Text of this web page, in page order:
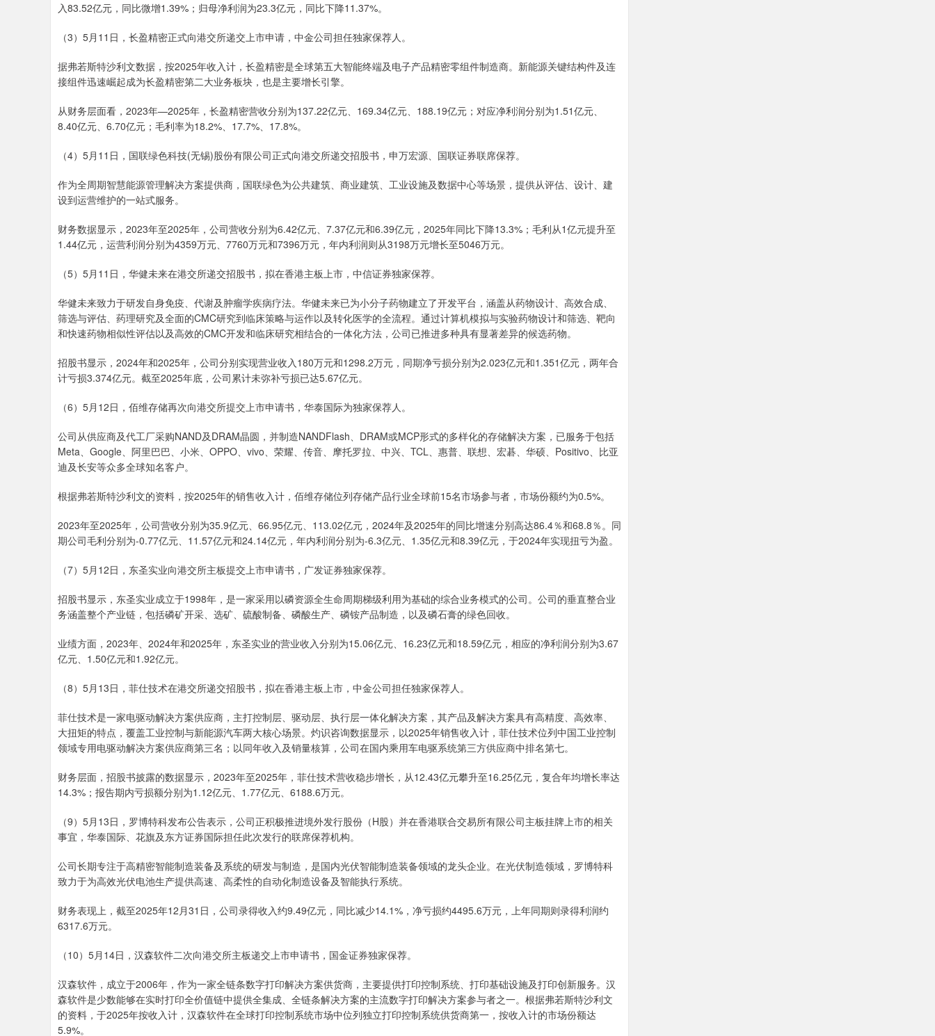
入83.52亿元，同比微增1.39%；归母净利润为23.3亿元，同比下降11.37%。
（3）5月11日，长盈精密正式向港交所递交上市申请，中金公司担任独家保荐人。
据弗若斯特沙利文数据，按2025年收入计，长盈精密是全球第五大智能终端及电子产品精密零组件制造商。新能源关键结构件及连
接组件迅速崛起成为长盈精密第二大业务板块，也是主要增长引擎。
从财务层面看，2023年—2025年，长盈精密营收分别为137.22亿元、169.34亿元、188.19亿元；对应净利润分别为1.51亿元、
8.40亿元、6.70亿元；毛利率为18.2%、17.7%、17.8%。
（4）5月11日，国联绿色科技(无锡)股份有限公司正式向港交所递交招股书，申万宏源、国联证券联席保荐。
作为全周期智慧能源管理解决方案提供商，国联绿色为公共建筑、商业建筑、工业设施及数据中心等场景，提供从评估、设计、建
设到运营维护的一站式服务。
财务数据显示，2023年至2025年，公司营收分别为6.42亿元、7.37亿元和6.39亿元，2025年同比下降13.3%；毛利从1亿元提升至
1.44亿元，运营利润分别为4359万元、7760万元和7396万元，年内利润则从3198万元增长至5046万元。
（5）5月11日，华健未来在港交所递交招股书，拟在香港主板上市，中信证券独家保荐。
华健未来致力于研发自身免疫、代谢及肿瘤学疾病疗法。华健未来已为小分子药物建立了开发平台，涵盖从药物设计、高效合成、
筛选与评估、药理研究及全面的CMC研究到临床策略与运作以及转化医学的全流程。通过计算机模拟与实验药物设计和筛选、靶向
和快速药物相似性评估以及高效的CMC开发和临床研究相结合的一体化方法，公司已推进多种具有显著差异的候选药物。
招股书显示，2024年和2025年，公司分别实现营业收入180万元和1298.2万元，同期净亏损分别为2.023亿元和1.351亿元，两年合
计亏损3.374亿元。截至2025年底，公司累计未弥补亏损已达5.67亿元。
（6）5月12日，佰维存储再次向港交所提交上市申请书，华泰国际为独家保荐人。
公司从供应商及代工厂采购NAND及DRAM晶圆，并制造NANDFlash、DRAM或MCP形式的多样化的存储解决方案，已服务于包括
Meta、Google、阿里巴巴、小米、OPPO、vivo、荣耀、传音、摩托罗拉、中兴、TCL、惠普、联想、宏碁、华硕、Positivo、比亚
迪及长安等众多全球知名客户。
根据弗若斯特沙利文的资料，按2025年的销售收入计，佰维存储位列存储产品行业全球前15名市场参与者，市场份额约为0.5%。
2023年至2025年，公司营收分别为35.9亿元、66.95亿元、113.02亿元，2024年及2025年的同比增速分别高达86.4％和68.8％。同
期公司毛利分别为-0.77亿元、11.57亿元和24.14亿元，年内利润分别为-6.3亿元、1.35亿元和8.39亿元，于2024年实现扭亏为盈。
（7）5月12日，东圣实业向港交所主板提交上市申请书，广发证券独家保荐。
招股书显示，东圣实业成立于1998年，是一家采用以磷资源全生命周期梯级利用为基础的综合业务模式的公司。公司的垂直整合业
务涵盖整个产业链，包括磷矿开采、选矿、硫酸制备、磷酸生产、磷铵产品制造，以及磷石膏的绿色回收。
业绩方面，2023年、2024年和2025年，东圣实业的营业收入分别为15.06亿元、16.23亿元和18.59亿元，相应的净利润分别为3.67
亿元、1.50亿元和1.92亿元。
（8）5月13日，菲仕技术在港交所递交招股书，拟在香港主板上市，中金公司担任独家保荐人。
菲仕技术是一家电驱动解决方案供应商，主打控制层、驱动层、执行层一体化解决方案，其产品及解决方案具有高精度、高效率、
大扭矩的特点，覆盖工业控制与新能源汽车两大核心场景。灼识咨询数据显示，以2025年销售收入计，菲仕技术位列中国工业控制
领域专用电驱动解决方案供应商第三名；以同年收入及销量核算，公司在国内乘用车电驱系统第三方供应商中排名第七。
财务层面，招股书披露的数据显示，2023年至2025年，菲仕技术营收稳步增长，从12.43亿元攀升至16.25亿元，复合年均增长率达
14.3%；报告期内亏损额分别为1.12亿元、1.77亿元、6188.6万元。
（9）5月13日，罗博特科发布公告表示，公司正积极推进境外发行股份（H股）并在香港联合交易所有限公司主板挂牌上市的相关
事宜，华泰国际、花旗及东方证券国际担任此次发行的联席保荐机构。
公司长期专注于高精密智能制造装备及系统的研发与制造，是国内光伏智能制造装备领域的龙头企业。在光伏制造领域，罗博特科
致力于为高效光伏电池生产提供高速、高柔性的自动化制造设备及智能执行系统。
财务表现上，截至2025年12月31日，公司录得收入约9.49亿元，同比减少14.1%，净亏损约4495.6万元，上年同期则录得利润约
6317.6万元。
（10）5月14日，汉森软件二次向港交所主板递交上市申请书，国金证券独家保荐。
汉森软件，成立于2006年，作为一家全链条数字打印解决方案供货商，主要提供打印控制系统、打印基础设施及打印创新服务。汉
森软件是少数能够在实时打印全价值链中提供全集成、全链条解决方案的主流数字打印解决方案参与者之一。根据弗若斯特沙利文
的资料，于2025年按收入计，汉森软件在全球打印控制系统市场中位列独立打印控制系统供货商第一，按收入计的市场份额达
5.9%。